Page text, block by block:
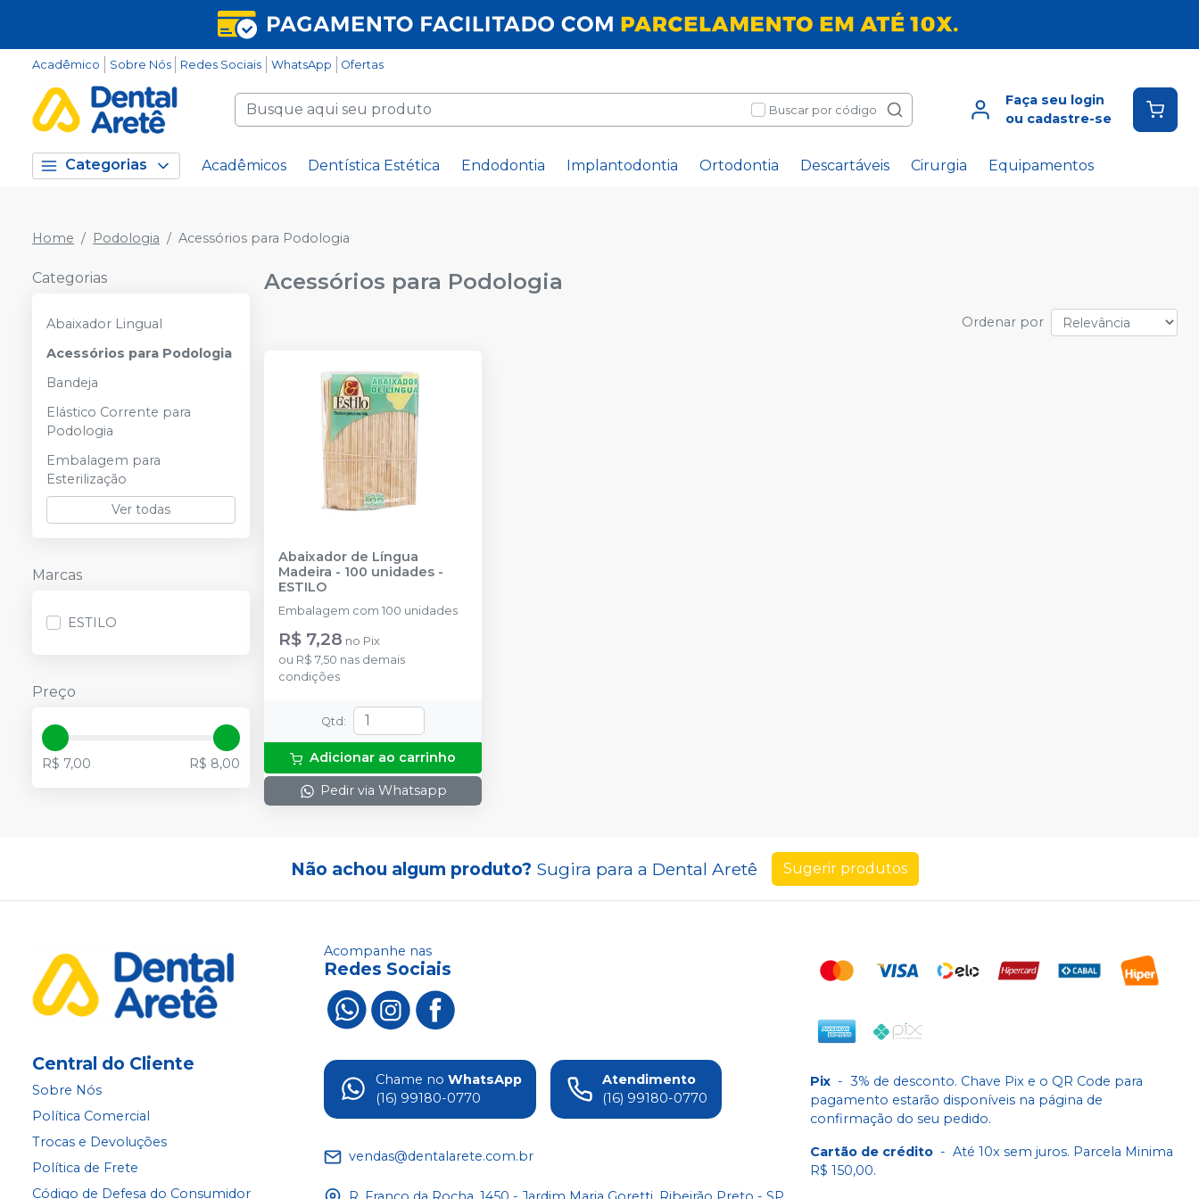
Acadêmico Sobre Nós Redes Sociais WhatsApp Ofertas
Buscar por código
Faça seu login
ou cadastre-se
Categorias Acadêmicos Dentística Estética Endodontia Implantodontia Ortodontia Descartáveis Cirurgia Equipamentos
Home Podologia Acessórios para Podologia
Categorias
Abaixador Lingual
Acessórios para Podologia
Bandeja
Elástico Corrente para
Podologia
Embalagem para
Esterilização
Ver todas
Marcas
ESTILO
Preço
R$ 7,00 R$ 8,00
Acessórios para Podologia
Ordenar por
Abaixador de Língua
Madeira - 100 unidades -
ESTILO
Embalagem com 100 unidades
R$ 7,28 no Pix
ou R$ 7,50 nas demais
condições
Qtd:
Adicionar ao carrinho
Pedir via Whatsapp
Não achou algum produto? Sugira para a Dental Aretê Sugerir produtos
Central do Cliente
Sobre Nós
Política Comercial
Trocas e Devoluções
Política de Frete
Código de Defesa do Consumidor
Acompanhe nas
Redes Sociais
Chame no WhatsApp
(16) 99180-0770
Atendimento
(16) 99180-0770
vendas@dentalarete.com.br
Pix - 3% de desconto. Chave Pix e o QR Code para
pagamento estarão disponíveis na página de
confirmação do seu pedido.
Cartão de crédito - Até 10x sem juros. Parcela Minima
R$ 150,00.